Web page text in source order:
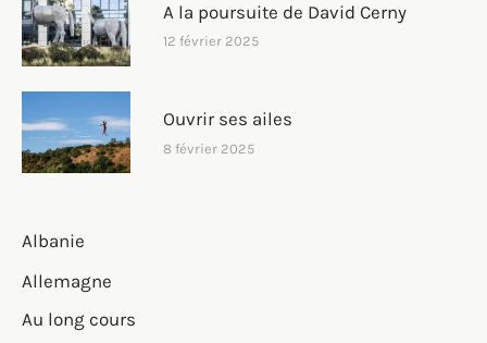
A la poursuite de David Cerny
12 février 2025
Ouvrir ses ailes
8 février 2025
Albanie
Allemagne
Au long cours